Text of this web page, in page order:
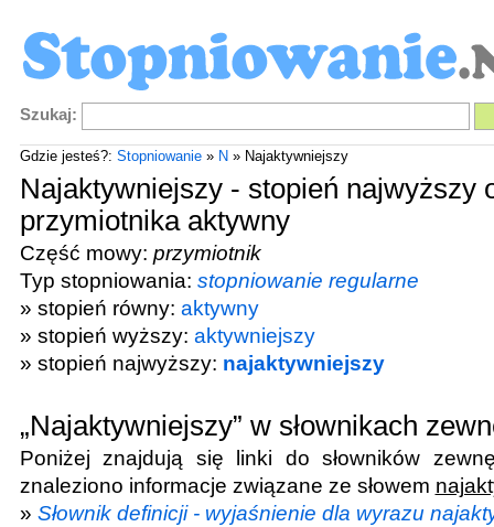
Szukaj:
Gdzie jesteś?: Stopniowanie» N » Najaktywniejszy
Najaktywniejszy - stopień najwyższy
przymiotnika aktywny
Część mowy: przymiotnik
Typ stopniowania: stopniowanie regularne
» stopień równy: aktywny
» stopień wyższy: aktywniejszy
» stopień najwyższy: najaktywniejszy
„Najaktywniejszy” w słownikach
Poniżej znajdują się linki do słowników
znaleziono informacje związane ze słowem
» Słownik definicji - wyjaśnienie dla wyrazu